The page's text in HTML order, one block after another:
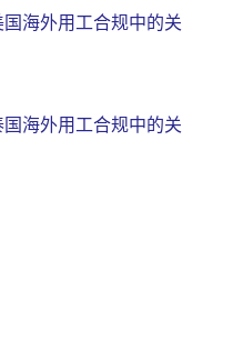
海外用工合规中的关
海外用工合规中的关